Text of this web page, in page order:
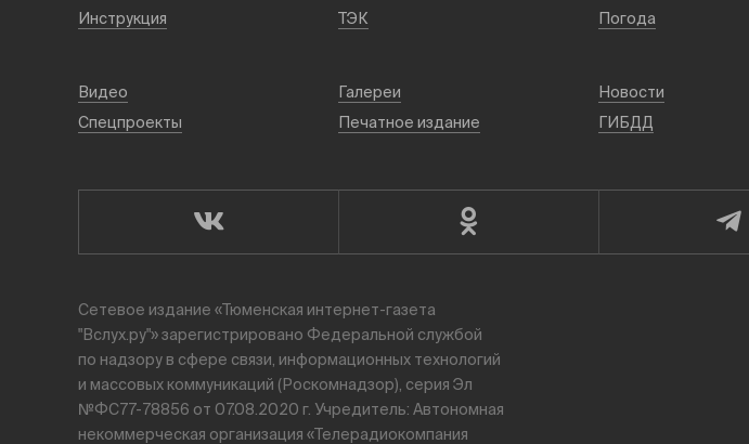
Инструкция
ТЭК Погода
Видео Галереи Новости
Спецпроекты
Печатное издание ГИБДД
Сетевое издание «Тюменская интернет-газета
"Вслух.ру"» зарегистрировано Федеральной службой
по надзору в сфере связи, информационных технологий
и массовых коммуникаций (Роскомнадзор), серия Эл
№ФС77-78856 от 07.08.2020 г. Учредитель: Автономная
некоммерческая организация «Телерадиокомпания